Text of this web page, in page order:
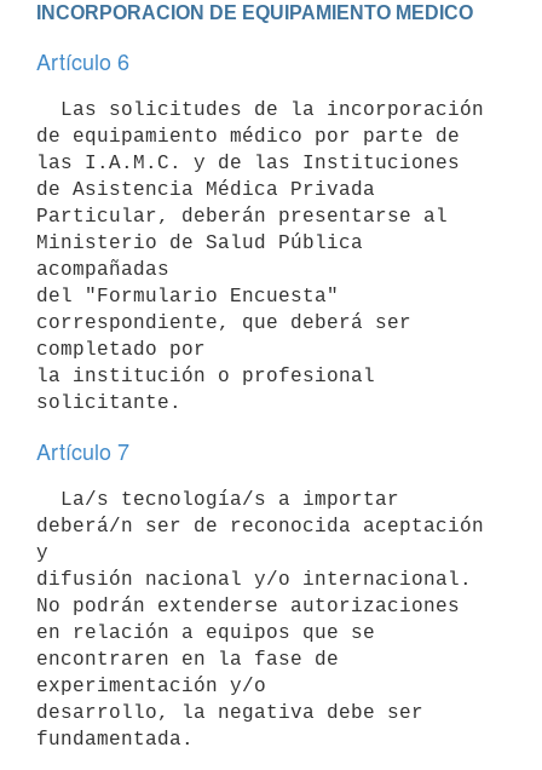
INCORPORACION DE EQUIPAMIENTO MEDICO
Artículo 6
de equipamiento médico por parte de
las I.A.M.C. y de las Instituciones
de Asistencia Médica Privada
Particular, deberán presentarse al
Ministerio de Salud Pública
acompañadas
del "Formulario Encuesta"
correspondiente, que deberá ser
completado por
la institución o profesional
Artículo 7
deberá/n ser de reconocida aceptación
y
difusión nacional y/o internacional.
No podrán extenderse autorizaciones
en relación a equipos que se
encontraren en la fase de
experimentación y/o
desarrollo, la negativa debe ser